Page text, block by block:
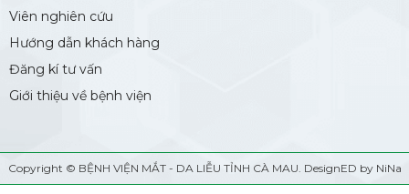
Viên nghiên cứu
Hướng dẫn khách hàng
Đăng kí tư vấn
Giới thiệu về bệnh viện
Copyright © BỆNH VIỆN MẮT - DA LIỄU TỈNH CÀ MAU. DesignED by NiNa